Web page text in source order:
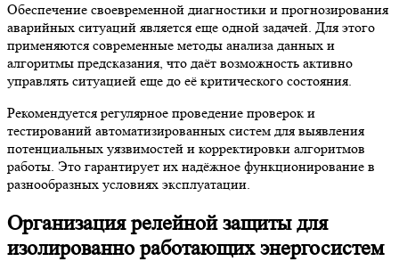
Обеспечение своевременной диагностики и прогнозирования
аварийных ситуаций является еще одной задачей. Для этого
применяются современные методы анализа данных и
алгоритмы предсказания, что даёт возможность активно
управлять ситуацией еще до её критического состояния.
Рекомендуется регулярное проведение проверок и
тестирований автоматизированных систем для выявления
потенциальных уязвимостей и корректировки алгоритмов
работы. Это гарантирует их надёжное функционирование в
разнообразных условиях эксплуатации.
Организация релейной защиты для
изолированно работающих энергосистем